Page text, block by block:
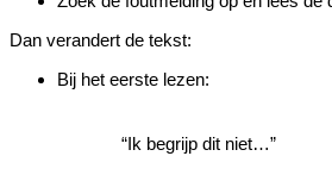
Dan verandert de tekst:
Bij het eerste lezen:
“Ik begrijp dit niet…”